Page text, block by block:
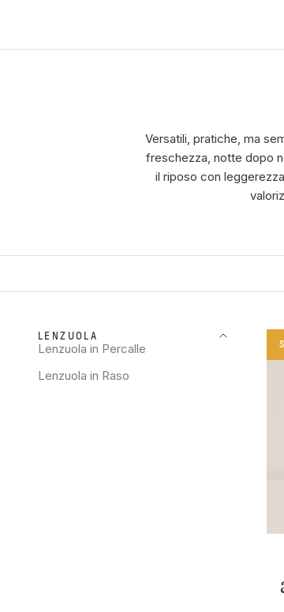
Versatili, pratiche, ma
freschezza, notte dopo
il riposo con
LENZUOLA
Lenzuola in Percalle
Lenzuola in Raso